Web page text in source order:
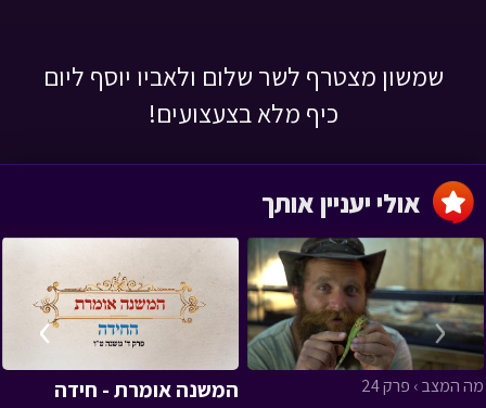
שמשון מצטרף לשר שלום ולאביו יוסף ליום
כיף מלא בצעצועים!
מה המצב › פרק 24
המשנה אומרת - חידה
‹
›